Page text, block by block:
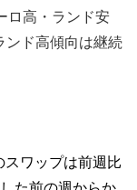
ロ高・ランド安
ンド高傾向は継続
スワップは前週比